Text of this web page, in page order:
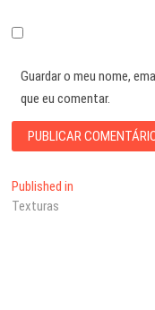
Guardar o meu nome,
que eu comentar.
Navegação
de
Published in
Texturas